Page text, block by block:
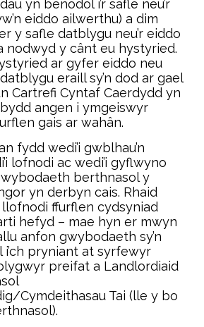
yn benodol i’r safle neu’r
eiddo ailwerthu) a dim
y safle datblygu neu’r eiddo
nodwyd y cânt eu hystyried.
ar gyfer eiddo neu
eraill sy’n dod ar gael
Cartrefi Cyntaf Caerdydd yn
angen i ymgeiswyr
gais ar wahân.
fydd wedi’i gwblhau’n
lofnodi ac wedi’i gyflwyno
wybodaeth berthnasol y
yn derbyn cais. Rhaid
ffurflen cydsyniad
hefyd – mae hyn er mwyn
anfon gwybodaeth sy’n
i’ch pryniant at syrfewyr
preifat a Landlordiaid
Cymdeithasau Tai (lle y bo